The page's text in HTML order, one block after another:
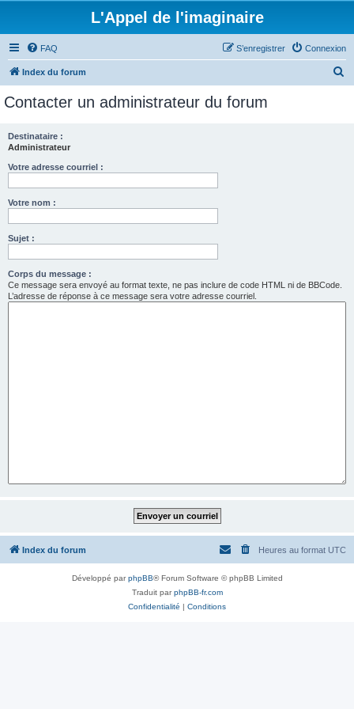
L'Appel de l'imaginaire
FAQ Connexion
S’enregistrer
Index du forum
Contacter un administrateur du forum
Destinataire :
Administrateur
Votre adresse courriel :
Votre nom :
Sujet :
Corps du message :
Ce message sera envoyé au format texte, ne pas inclure de code HTML ni de BBCode.
L’adresse de réponse à ce message sera votre adresse courriel.
Index du forum Heures au format UTC
Développé parphpBB® Forum Software © phpBB Limited
Traduit parphpBB-fr.com
Confidentialité | Conditions